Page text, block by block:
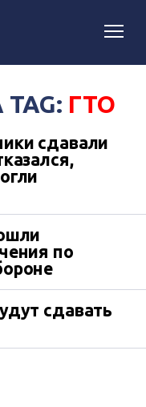
TAG: ГТО
сдавали
по
сдавать